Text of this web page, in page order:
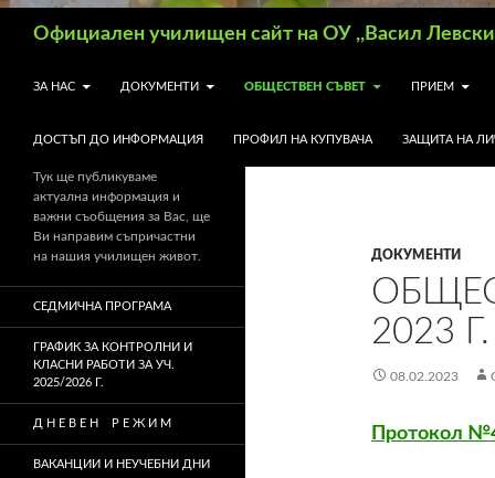
Официален училищен сайт на ОУ ,,Васил
ЗА НАС
ДОКУМЕНТИ ОБЩЕСТВЕН СЪВЕТ ПРИЕМ
ДОСТЪП ДО ИНФОРМАЦИЯ ПРОФИЛ НА КУПУВАЧА ЗАЩИТА НА
ДОКУМЕНТИ
2023 Г.
08.02.2023
Протокол
Тук ще публикуваме
актуална информация и
важни съобщения за Вас, ще
Ви направим съпричастни
на нашия училищен живот.
СЕДМИЧНА ПРОГРАМА
ГРАФИК ЗА КОНТРОЛНИ И
КЛАСНИ РАБОТИ ЗА УЧ.
2025/2026 Г.
Д Н Е В Е Н Р Е Ж И М
ВАКАНЦИИ И НЕУЧЕБНИ ДНИ